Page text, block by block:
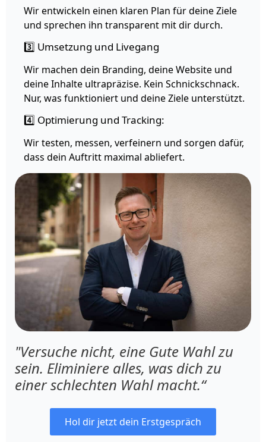
Wir entwickeln einen klaren Plan für deine Ziele
und sprechen ihn transparent mit dir durch.
3️⃣ Umsetzung und Livegang
Wir machen dein Branding, deine Website und
deine Inhalte ultrapräzise. Kein Schnickschnack.
Nur, was funktioniert und deine Ziele unterstützt.
4️⃣ Optimierung und Tracking:
Wir testen, messen, verfeinern und sorgen dafür,
dass dein Auftritt maximal abliefert.
"Versuche nicht, eine Gute Wahl zu
sein. Eliminiere alles, was dich zu
einer schlechten Wahl macht.“
Hol dir jetzt dein Erstgespräch